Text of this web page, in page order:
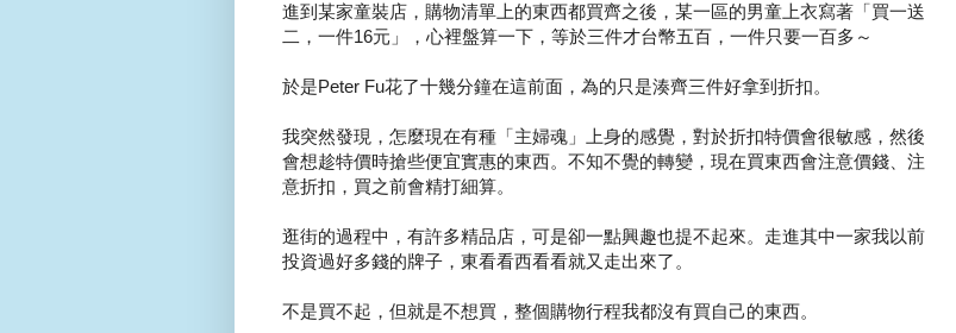
進到某家童裝店，購物清單上的東西都買齊之後，某一區的男童上衣寫著「買一送
二，一件16元」，心裡盤算一下，等於三件才台幣五百，一件只要一百多～
於是Peter Fu花了十幾分鐘在這前面，為的只是湊齊三件好拿到折扣。
我突然發現，怎麼現在有種「主婦魂」上身的感覺，對於折扣特價會很敏感，然後
會想趁特價時搶些便宜實惠的東西。不知不覺的轉變，現在買東西會注意價錢、注
意折扣，買之前會精打細算。
逛街的過程中，有許多精品店，可是卻一點興趣也提不起來。走進其中一家我以前
投資過好多錢的牌子，東看看西看看就又走出來了。
不是買不起，但就是不想買，整個購物行程我都沒有買自己的東西。